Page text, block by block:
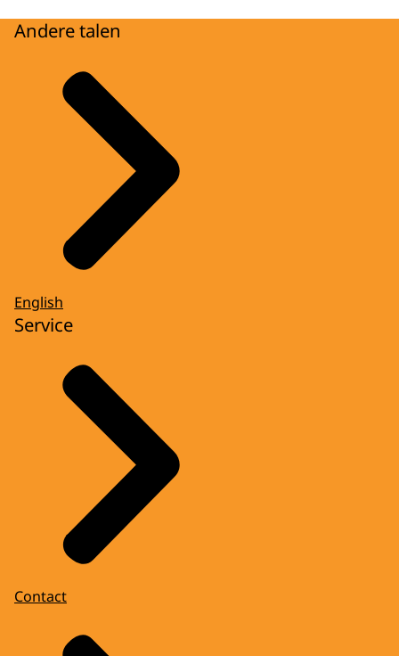
Andere talen
English
Service
Contact